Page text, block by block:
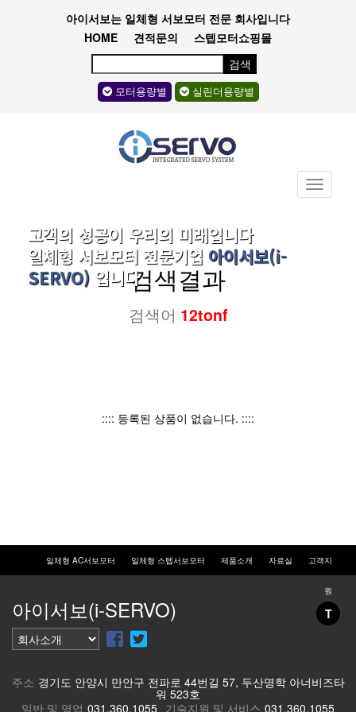
아이서보는 일체형 서보모터 전문 회사입니다
HOME
견적문의
스텝모터쇼핑몰
검색
모터용량별 실린더용량별
Toggle
고객의 성공이 우리의 미래입니다
일체형 서보모터 전문기업 아이서보(i-
SERVO) 입니다검색결과
검색어 12tonf
:::: 등록된 상품이 없습니다. ::::
일체형 AC서보모터 일체형 스텝서보모터 제품소개 자료실 고객지
원
아이서보(i-SERVO)
주소 경기도 안양시 만안구 전파로 44번길 57, 두산명학 아너비즈타
워 523호
일반 및 영업 031.360.1055 기술지원 및 서비스 031.360.1055
T